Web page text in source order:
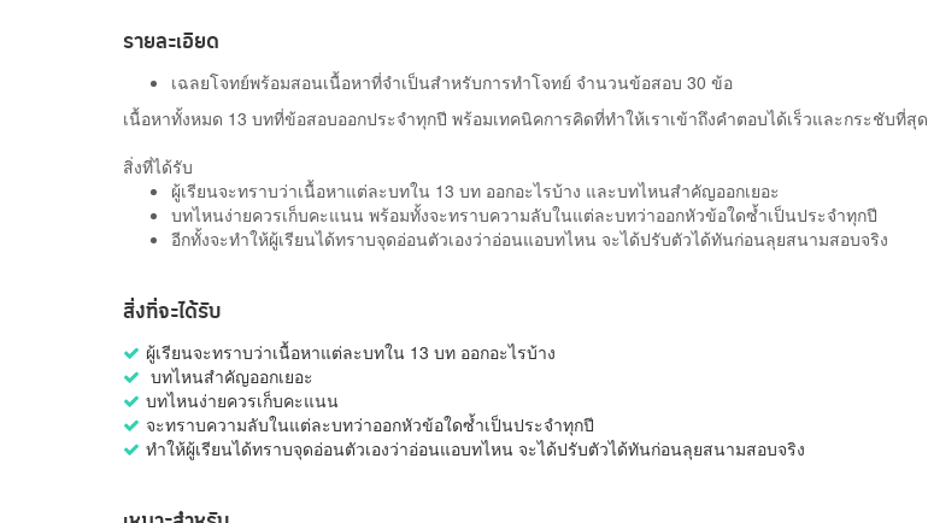
รายละเอียด
เฉลยโจทย์พร้อมสอนเนื้อหาที่จำเป็นสำหรับการทำโจทย์ จำนวนข้อสอบ 30 ข้อ
เนื้อหาทั้งหมด 13 บทที่ข้อสอบออกประจำทุกปี พร้อมเทคนิคการคิดที่ทำให้เราเข้าถึงคำตอบได้เร็วและกระชับที่สุด
สิ่งที่ได้รับ
ผู้เรียนจะทราบว่าเนื้อหาแต่ละบทใน 13 บท ออกอะไรบ้าง และบทไหนสำคัญออกเยอะ
บทไหนง่ายควรเก็บคะแนน พร้อมทั้งจะทราบความลับในแต่ละบทว่าออกหัวข้อใดซ้ำเป็นประจำทุกปี
อีกทั้งจะทำให้ผู้เรียนได้ทราบจุดอ่อนตัวเองว่าอ่อนแอบทไหน จะได้ปรับตัวได้ทันก่อนลุยสนามสอบจริง
สิ่งที่จะได้รับ
ผู้เรียนจะทราบว่าเนื้อหาแต่ละบทใน 13 บท ออกอะไรบ้าง
บทไหนสำคัญออกเยอะ
บทไหนง่ายควรเก็บคะแนน
จะทราบความลับในแต่ละบทว่าออกหัวข้อใดซ้ำเป็นประจำทุกปี
ทำให้ผู้เรียนได้ทราบจุดอ่อนตัวเองว่าอ่อนแอบทไหน จะได้ปรับตัวได้ทันก่อนลุยสนามสอบจริง